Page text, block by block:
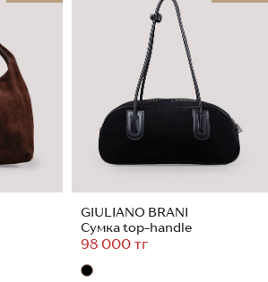
GIULIANO BRANI
Сумка top-handle
98 000 тг